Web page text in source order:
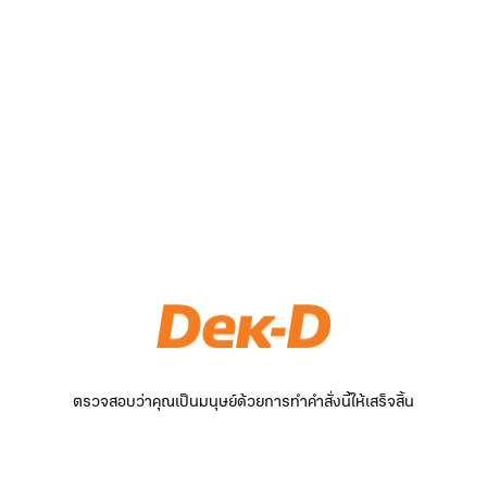
ตรวจสอบว่าคุณเป็นมนุษย์ด้วยการทำคำสั่งนี้ให้เสร็จสิ้น